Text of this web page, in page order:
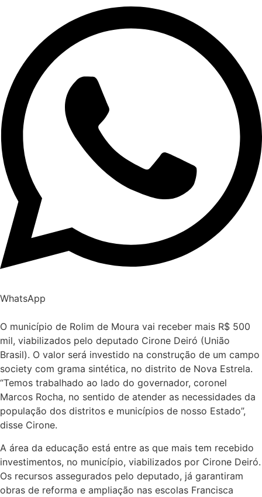
WhatsApp
O município de Rolim de Moura vai receber mais R$ 500
mil, viabilizados pelo deputado Cirone Deiró (União
Brasil). O valor será investido na construção de um campo
society com grama sintética, no distrito de Nova Estrela.
“Temos trabalhado ao lado do governador, coronel
Marcos Rocha, no sentido de atender as necessidades da
população dos distritos e municípios de nosso Estado”,
disse Cirone.
A área da educação está entre as que mais tem recebido
investimentos, no município, viabilizados por Cirone Deiró.
Os recursos assegurados pelo deputado, já garantiram
obras de reforma e ampliação nas escolas Francisca